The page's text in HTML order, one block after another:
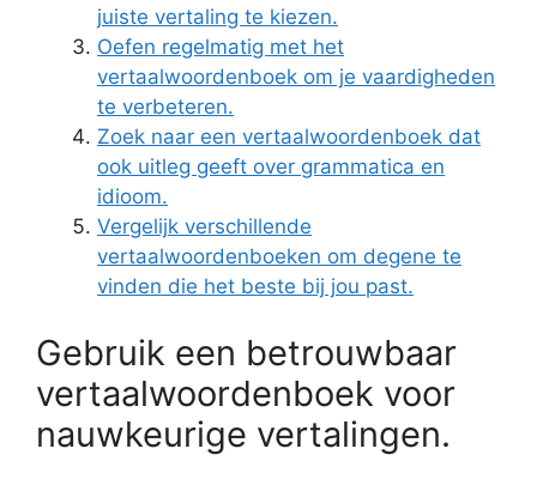
juiste vertaling te kiezen.
Oefen regelmatig met het
vertaalwoordenboek om je vaardigheden
te verbeteren.
Zoek naar een vertaalwoordenboek dat
ook uitleg geeft over grammatica en
idioom.
Vergelijk verschillende
vertaalwoordenboeken om degene te
vinden die het beste bij jou past.
Gebruik een betrouwbaar
vertaalwoordenboek voor
nauwkeurige vertalingen.